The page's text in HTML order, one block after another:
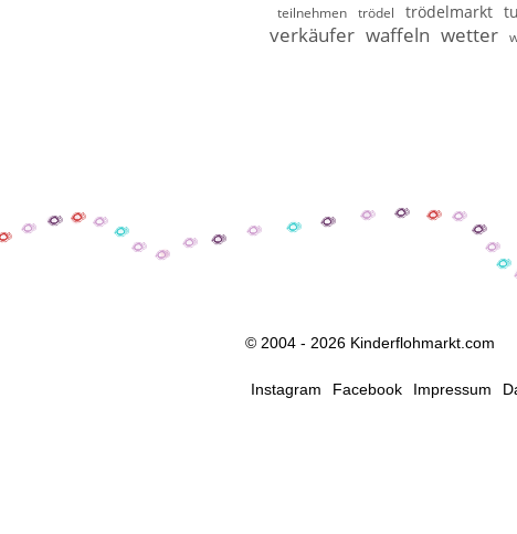
teilnehmen trödel trödelmarkt
verkäufer waffeln wetter
© 2004 - 2026 Kinderflohmarkt.com
Instagram Facebook Impressum